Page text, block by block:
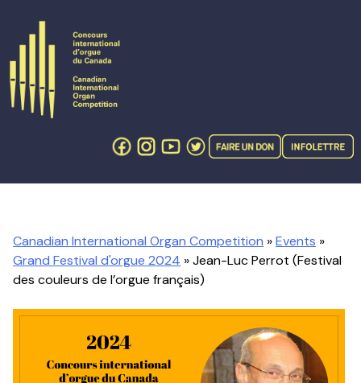
content
Canadian International Organ Competition »Events »
Grand Festival d'orgue 2024 » Jean-Luc Perrot (Festival
des couleurs de l’orgue français)